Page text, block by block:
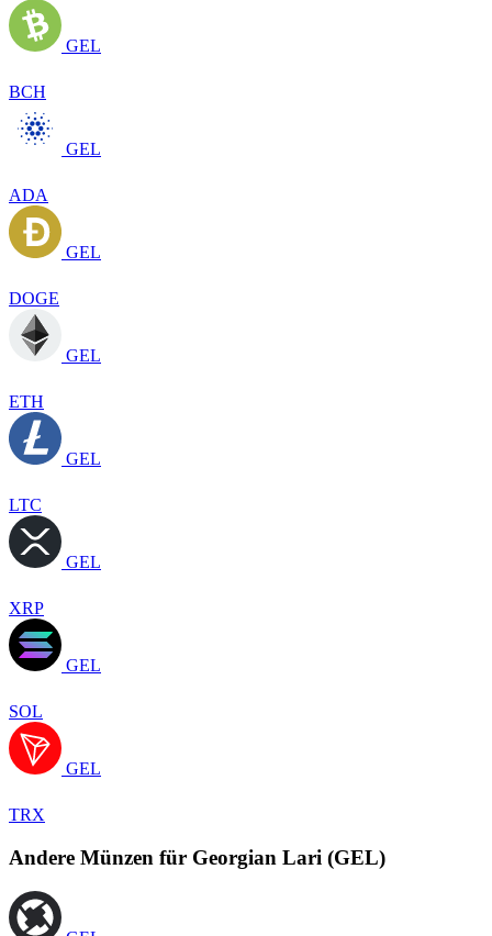
GEL
BCH
GEL
ADA
GEL
DOGE
GEL
ETH
GEL
LTC
GEL
XRP
GEL
SOL
GEL
TRX
Andere Münzen für Georgian Lari (GEL)